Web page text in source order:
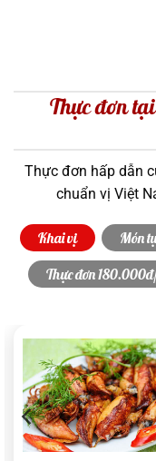
Thực đơn
Thực đơn hấp dẫn
chuẩn vị Việt
Khai vị Món
Thực đơn